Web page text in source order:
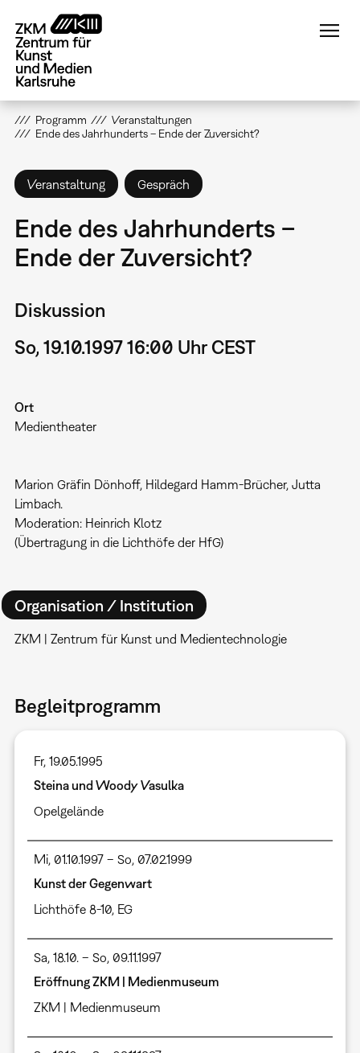
zum
Inhalt
Programm
Veranstaltungen
Ende des Jahrhunderts – Ende der Zuversicht?
Veranstaltung Gespräch
Ende des Jahrhunderts –
Ende der Zuversicht?
Diskussion
So, 19.10.1997 16:00 Uhr CEST
Ort
Medientheater
Marion Gräfin Dönhoff, Hildegard Hamm-Brücher, Jutta
Limbach.
Moderation: Heinrich Klotz
(Übertragung in die Lichthöfe der HfG)
Organisation / Institution
ZKM | Zentrum für Kunst und Medientechnologie
Begleitprogramm
Fr, 19.05.1995
Steina und Woody Vasulka
Opelgelände
Mi, 01.10.1997 – So, 07.02.1999
Kunst der Gegenwart
Lichthöfe 8-10, EG
Sa, 18.10. – So, 09.11.1997
Eröffnung ZKM | Medienmuseum
ZKM | Medienmuseum